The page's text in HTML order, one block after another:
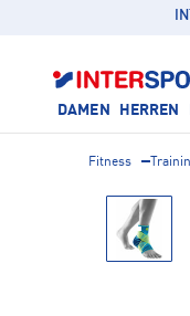
DAMEN HERREN
Fitness